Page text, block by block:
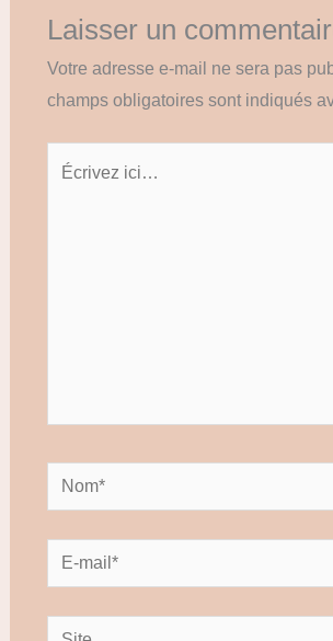
Laisser un
Votre adresse e-mail ne sera pas
champs obligatoires sont indiqués
Nom*
E-
mail*
Site